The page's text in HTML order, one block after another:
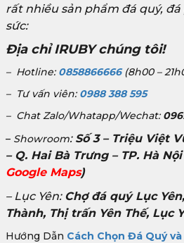
rất nhiều sản phẩm đá quý,
sức:
Địa chỉ IRUBY chúng tôi!
– Hotline: 0858866666(8h00 –
– Tư vấn viên: 0988 388 595
– Chat Zalo/Whatapp/Wechat:
– Showroom: Số 3 – Triệu Việt
– Q. Hai Bà Trưng – TP. Hà Nội
Google Maps)
– Lục Yên: Chợ đá quý Lục
Thành, Thị trấn Yên Thế, Lục
Hướng Dẫn Cách Chọn Đá Quý